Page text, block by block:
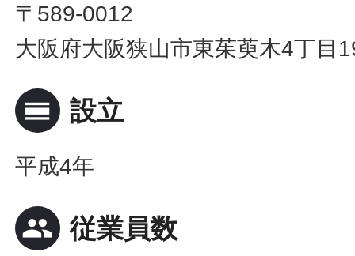
〒589-0012
大阪府大阪狭山市東茱萸木4丁目
calendar_view_day 設立
平成4年
people 従業員数